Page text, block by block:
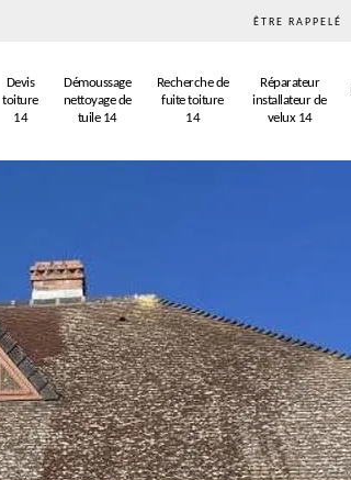
ÊTRE RAPPELÉ
Devis
toiture
14
Démoussage
nettoyage de
tuile 14
Recherche de
fuite toiture
14
Réparateur
installateur de
velux 14